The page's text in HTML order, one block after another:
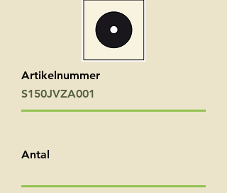
Artikelnummer
S150JVZA001
Antal